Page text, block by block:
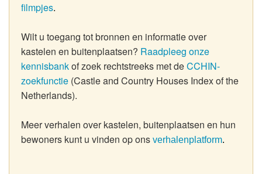
filmpjes.
Wilt u toegang tot bronnen en informatie over
kastelen en buitenplaatsen? Raadpleeg onze
kennisbankof zoek rechtstreeks met deCCHIN-
zoekfunctie (Castle and Country Houses Index of the
Netherlands).
Meer verhalen over kastelen, buitenplaatsen en hun
bewoners kunt u vinden op ons verhalenplatform.